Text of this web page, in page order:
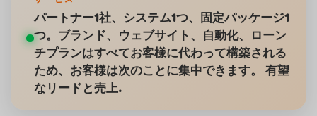
パートナー1社、システム1つ、固定パッケージ1
つ。ブランド、ウェブサイト、自動化、ローン
チプランはすべてお客様に代わって構築される
ため、お客様は次のことに集中できます。 有望
なリードと売上.